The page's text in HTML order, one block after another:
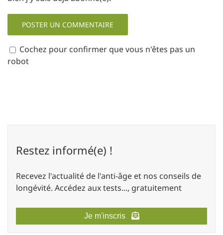
Cochez pour confirmer que vous n'êtes pas un
robot
Restez informé(e) !
Recevez l'actualité de l'anti-âge et nos conseils de
longévité. Accédez aux tests..., gratuitement
Je m'inscris